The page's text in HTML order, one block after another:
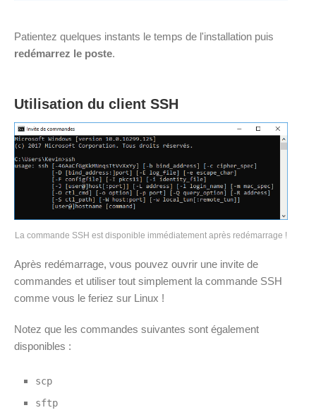
Patientez quelques instants le temps de l'installation puis
redémarrez le poste.
Utilisation du client SSH
La commande SSH est disponible immédiatement après redémarrage !
Après redémarrage, vous pouvez ouvrir une invite de
commandes et utiliser tout simplement la commande SSH
comme vous le feriez sur Linux !
Notez que les commandes suivantes sont également
disponibles :
scp
sftp